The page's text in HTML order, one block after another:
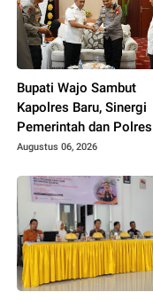
Bupati Wajo Sambut
Kapolres Baru, Sinergi
Pemerintah dan Polres
Diperkuat
Augustus 06, 2026